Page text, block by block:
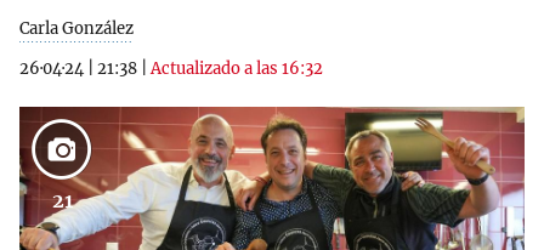
Carla González
26·04·24
21:38 |Actualizado a las 16:32
21